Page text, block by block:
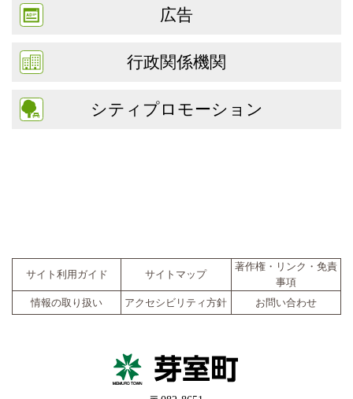
広告
行政関係機関
シティプロモーション
サイト利用ガイド サイトマップ
著作権・リンク・免責
事項
情報の取り扱い
アクセシビリティ方針 お問い合わせ